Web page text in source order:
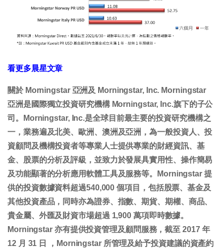
看更多晨星文章
關於 Morningstar 亞洲及 Morningstar, Inc. Morningstar
亞洲是國際獨立投資研究機構 Morningstar, Inc.旗下的子公
司。Morningstar, Inc.是全球目前最主要的投資研究機構之
一，業務遍及北美、歐洲、澳洲及亞洲，為一般投資人、投
資顧問及機構投資者等專業人士提供專業的財經資訊、基
金、股票的分析及評級，並致力於發展具實用性、操作簡易
及功能顯著的分析應用軟體工具及服務等。Morningstar 提
供的投資數據資料超過540,000 個項目，包括股票、基金及
其他投資產品，同時亦為證券、指數、期貨、期權、商品、
貴金屬、外匯及財資市場超過 1,900 萬項即時數據。
Morningstar 亦有提供投資管理及顧問服務，截至 2017 年
12 月 31 日 ，Morningstar 所管理及給予投資建議的資產約